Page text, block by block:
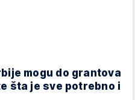
mogu do grantova
šta je sve potrebno i